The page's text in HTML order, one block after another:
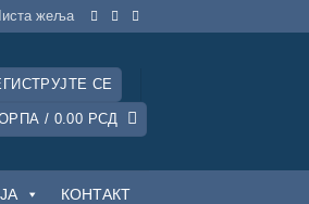
жеља
СЕ
/ 0.00 РСД
КОНТАКТ